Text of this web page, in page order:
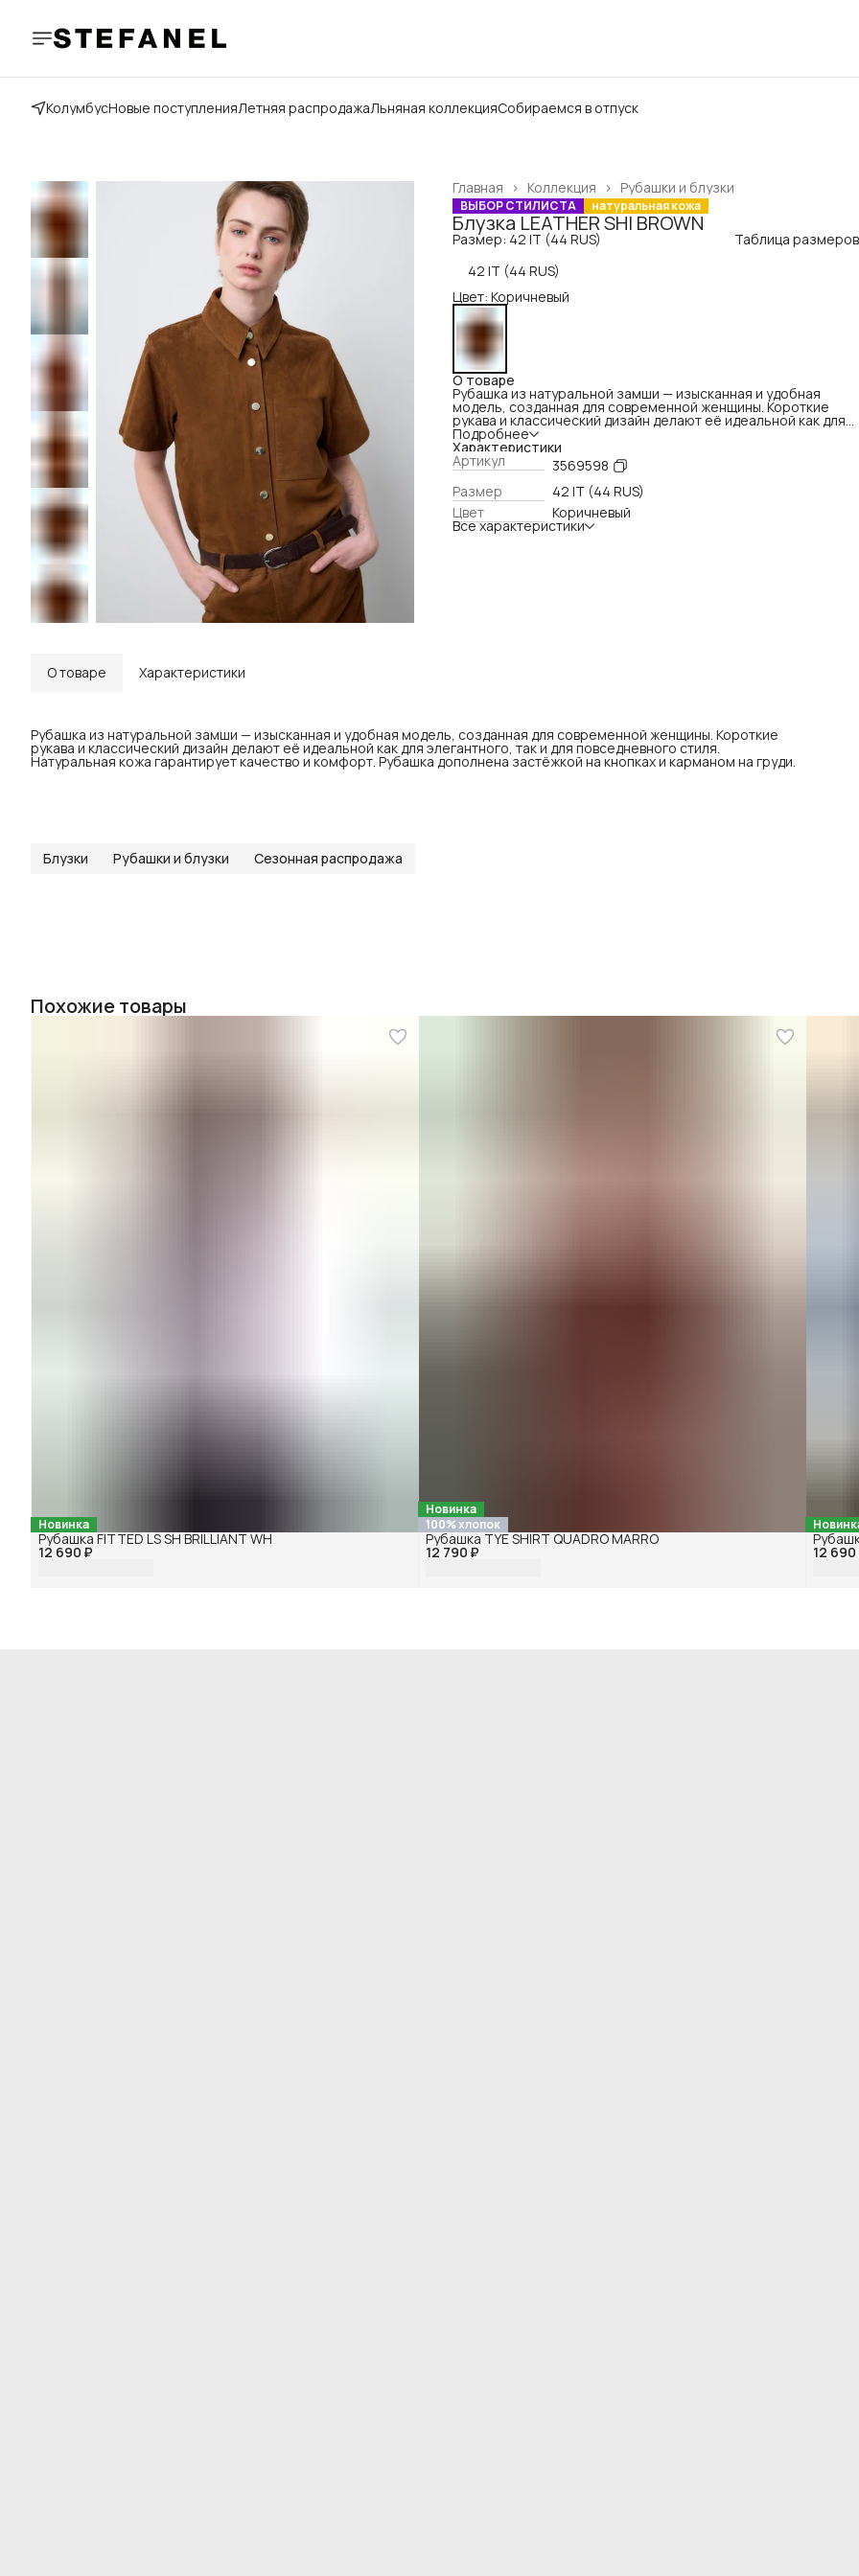
КолумбусНовые поступленияЛетняя распродажаЛьняная коллекцияСобираемся в отпуск
Рубашки и блузки
Коллекция ›
Главная ›
ВЫБОР СТИЛИСТА натуральная кожа
Блузка LEATHER SHI BROWN
Размер: 42 IT (44 RUS)
Таблица размеров
42 IT (44 RUS)
Цвет: Коричневый
О товаре
Рубашка из натуральной замши — изысканная и удобная
модель, созданная для современной женщины. Короткие
рукава и классический дизайн делают её идеальной как для
элегантного, так и для повседневного стиля. Натуральная
гарантирует качество и комфорт. Рубашка дополнена
застёжкой на кнопках и карманом на груди.
Подробнее
Характеристики
Артикул
3569598
Размер
42 IT (44 RUS)
Цвет
Коричневый
Все характеристики
О товаре Характеристики
Рубашка из натуральной замши — изысканная и удобная модель, созданная для современной женщины. Короткие
рукава и классический дизайн делают её идеальной как для элегантного, так и для повседневного стиля.
Натуральная кожа гарантирует качество и комфорт. Рубашка дополнена застёжкой на кнопках и карманом на груди.
Блузки Рубашки и блузки Сезонная распродажа
Похожие товары
Новинка
12 690 ₽
Рубашка FITTED LS SH BRILLIANT WH
Новинка
100% хлопок
12 790 ₽
Рубашка TYE SHIRT QUADRO MARRO
12 690